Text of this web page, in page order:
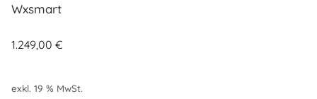
Wxsmart
1.249,00 €
exkl. 19 % MwSt.